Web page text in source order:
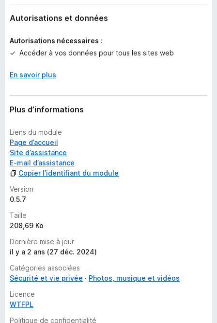
e
n
t
p
u
l
’
n
s
t
a
n
t
Autorisations et données
Autorisations nécessaires :
Accéder à vos données pour tous les sites web
En savoir plus
Plus d’informations
Liens du module
Page d’accueil
Site d’assistance
E-mail d’assistance
Copier l’identifiant du module
Version
0.5.7
Taille
208,69 Ko
Dernière mise à jour
il y a 2 ans (27 déc. 2024)
Catégories associées
Sécurité et vie privée
Photos, musique et vidéos
Licence
WTFPL
Politique de confidentialité